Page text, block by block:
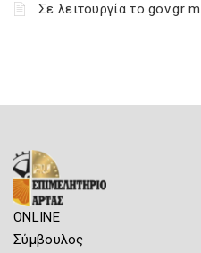
Σε λειτουργία το gov.gr
ONLINE
Σύμβουλος